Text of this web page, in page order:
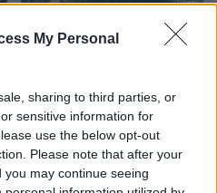
My Personal
sharing to third parties, or
sensitive information for
use the below opt-out
Please note that after your
may continue seeing
argjendarisë në
lekë dhe shmangën akset
kryesore